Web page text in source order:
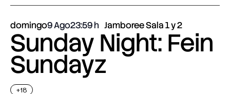
domingo9 Ago23:59 Jamboree Sala 1 y 2
Sunday Night: Fein
Sundayz
+18